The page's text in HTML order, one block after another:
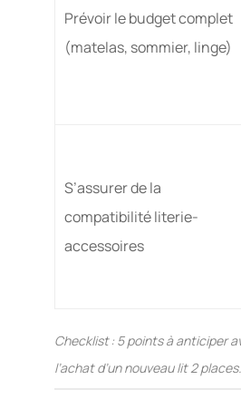
Prévoir le budget complet
(matelas, sommier, linge)
S’assurer de la
compatibilité literie-
accessoires
Checklist : 5 points à anticiper
l’achat d’un nouveau lit 2 places.